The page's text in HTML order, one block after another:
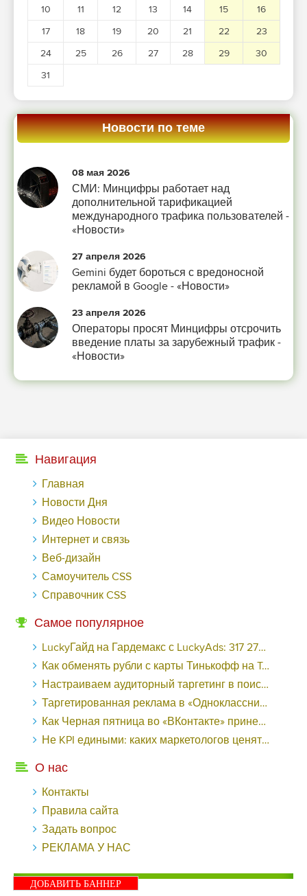
10
11 12 13 14 15
16
17
18 19 20 21 22
23
24
25 26 27 28 29
30
31
Новости по теме
08 мая 2026
СМИ: Минцифры работает над
дополнительной тарификацией
международного трафика пользователей -
«Новости»
27 апреля 2026
Gemini будет бороться с вредоносной
рекламой в Google - «Новости»
23 апреля 2026
Операторы просят Минцифры отсрочить
введение платы за зарубежный трафик -
«Новости»
Навигация
Главная
Новости Дня
Видео Новости
Интернет и связь
Веб-дизайн
Самоучитель CSS
Справочник CSS
Самое популярное
LuckyГайд на Гардемакс с LuckyAds: 317 279 рублей за 10 дней - «Надо знать»
Как обменять рубли с карты Тинькофф на Tether ERC20 (USDT)?
Настраиваем аудиторный таргетинг в поисковой кампании Google Ads - «Заработок»
Таргетированная реклама в «Одноклассниках»: как ее настроить и нужно ли - «Заработок»
Как Черная пятница во «ВКонтакте» принесла магазину подарков 221 продажу по цене 38 рублей - «Заработок»
Не KPI едиными: каких маркетологов ценят - «Заработок»
О нас
Контакты
Правила сайта
Задать вопрос
РЕКЛАМА У НАС
ДОБАВИТЬ БАННЕР